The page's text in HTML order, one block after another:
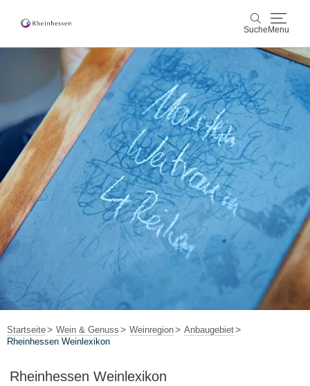
Suche Menu
Suche
Wein & Genuss
Aktiv & Natur
Kultur & Städte
Veranstaltungen
Buchung & Service
ShopRheinhessen-Blog Karte
Startseite Wein & Genuss Weinregion
Anbaugebiet
Rheinhessen Weinlexikon
Rheinhessen Weinlexikon